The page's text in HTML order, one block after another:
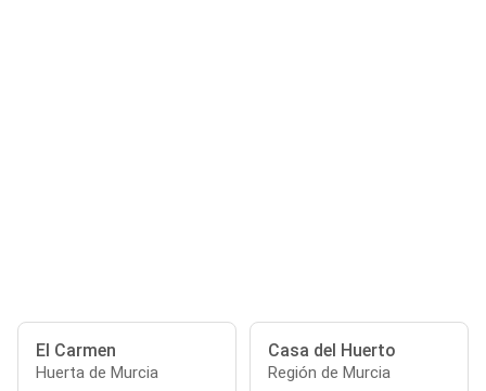
El Carmen
Huerta de Murcia
Casa del Huerto
Región de Murcia